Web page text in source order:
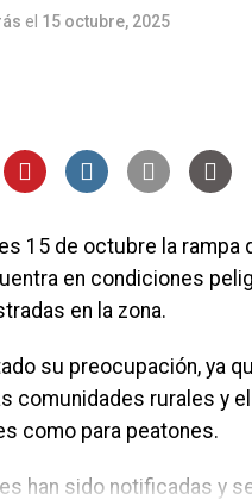
el 15 octubre, 2025
15 de octubre la rampa
en condiciones
en la zona.
su preocupación, ya
comunidades rurales y
como para peatones.
han sido notificadas y